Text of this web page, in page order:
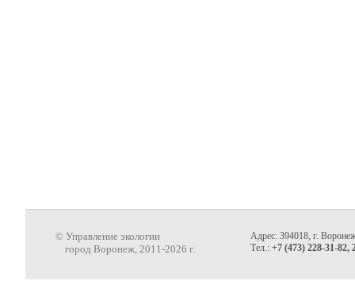
© Управление экологии
город Воронеж, 2011-2026 г.
Адрес: 394018, г.
Тел.: +7 (473) 228-31-82,